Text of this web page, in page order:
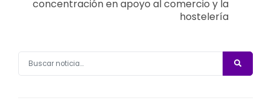
concentración en apoyo al comercio y la
hostelería